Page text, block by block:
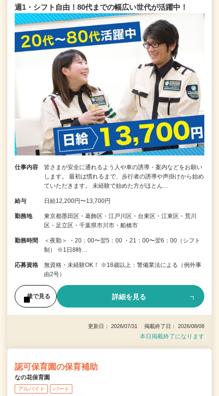
週1・シフト自由！80代までの幅広い世代が活躍中！
仕事内容
皆さまが安全に通れるよう人や車の誘導・案内などをお願い
します。 最初は慣れるまで、歩行者の誘導や声掛けから始め
ていただきます。 未経験で始めた方がほとん…
給与 日給12,200円〜13,700円
勤務地
東京都墨田区・葛飾区・江戸川区・台東区・江東区・荒川
区・足立区・千葉県市川市・船橋市
勤務時間
＜夜勤＞ ・20：00〜翌5：00 ・21：00〜翌6：00（シフト
制） ※1日8時…
応募資格
無資格・未経験OK！ ※18歳以上：警備業法による（例外事
由2号）
後で見る 詳細を見る
更新日： 2026/07/31 掲載終了日： 2026/08/08
本日掲載終了になります
認可保育園の保育補助
なの花保育園
アルバイト パート